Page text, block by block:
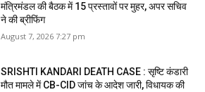
मंत्रिमंडल की बैठक में 15 प्रस्तावों पर मुहर, अपर सचिव
ने की ब्रीफिंग
August 7, 2026 7:27 pm
SRISHTI KANDARI DEATH CASE : सृष्टि कंडारी
मौत मामले में CB-CID जांच के आदेश जारी, विधायक की